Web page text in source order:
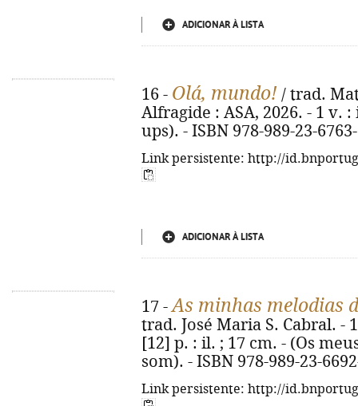
ADICIONAR À LISTA
16 - Olá, mundo! / trad.
Alfragide : ASA, 2026. - 1 v.
ups). - ISBN 978-989-23-
Link persistente: http://
ADICIONAR À LISTA
17 -As minhas melodias
trad. José Maria S. Cabral. -
[12] p. : il. ; 17 cm. - (Os
som). - ISBN 978-989-23-
Link persistente: http://